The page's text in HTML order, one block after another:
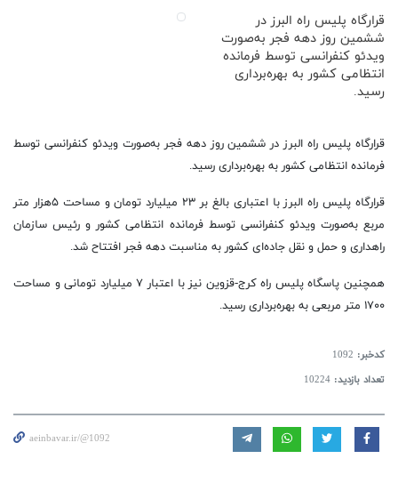
قرارگاه پلیس راه البرز در
ششمین روز دهه فجر به‌صورت
ویدئو کنفرانسی توسط فرمانده
انتظامی کشور به بهره‌برداری
رسید.
قرارگاه پلیس راه البرز در ششمین روز دهه فجر به‌صورت ویدئو کنفرانسی توسط
فرمانده انتظامی کشور به بهره‌برداری رسید.
قرارگاه پلیس راه البرز با اعتباری بالغ بر ۲۳ میلیارد تومان و مساحت ۵هزار متر
مربع به‌صورت ویدئو کنفرانسی توسط فرمانده انتظامی کشور و رئیس سازمان
راهداری و حمل و نقل جاده‌ای کشور به مناسبت دهه فجر افتتاح شد.
همچنین پاسگاه پلیس راه کرج-قزوین نیز با اعتبار ۷ میلیارد تومانی و مساحت
۱۷۰۰ متر مربعی به بهره‌برداری رسید.
کدخبر: 1092
تعداد بازدید: 10224
aeinbavar.ir/@1092